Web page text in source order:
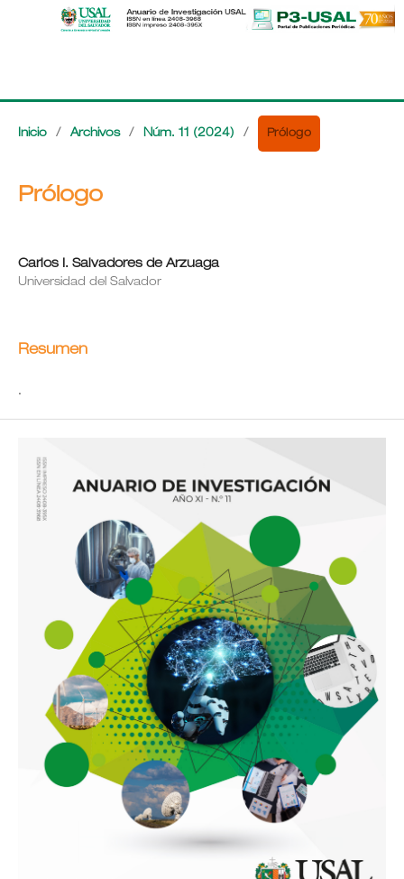
Inicio / Archivos / Núm. 11 (2024) / Prólogo
Prólogo
Carlos I. Salvadores de Arzuaga
Universidad del Salvador
Resumen
.